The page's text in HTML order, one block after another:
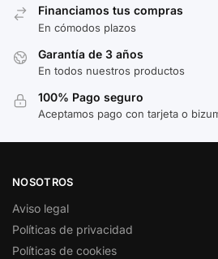
Financiamos tus compras
En cómodos plazos
Garantía de 3 años
En todos nuestros productos
100% Pago seguro
Aceptamos pago con tarjeta o
NOSOTROS
Aviso legal
Políticas de privacidad
Políticas de cookies